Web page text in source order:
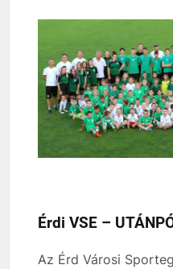
Érdi VSE –
Az Érd Városi